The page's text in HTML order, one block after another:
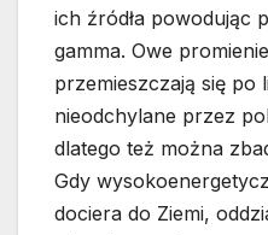
ich źródła powodując
gamma. Owe
przemieszczają się po
nieodchylane przez
dlatego też można
Gdy
dociera do Ziemi,